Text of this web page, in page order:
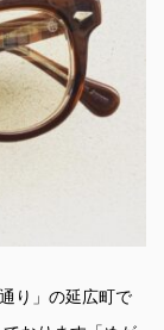
り」の延広町で